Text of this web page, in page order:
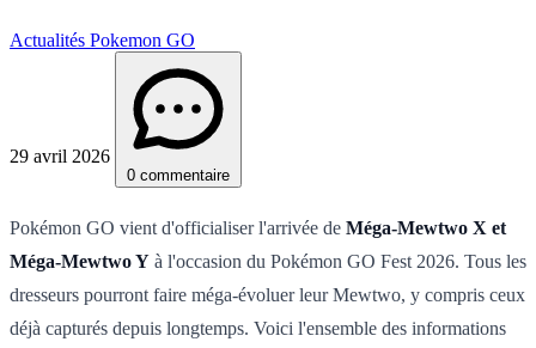
Actualités Pokemon GO
29 avril 2026
0 commentaire
Pokémon GO vient d'officialiser l'arrivée de Méga-Mewtwo X et
Méga-Mewtwo Y à l'occasion du Pokémon GO Fest 2026. Tous les
dresseurs pourront faire méga-évoluer leur Mewtwo, y compris ceux
déjà capturés depuis longtemps. Voici l'ensemble des informations